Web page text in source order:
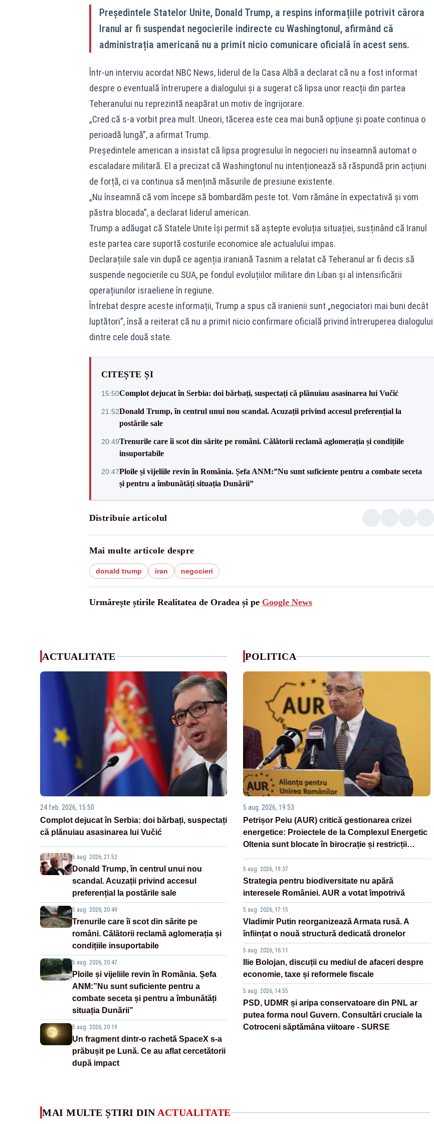
Președintele Statelor Unite, Donald Trump, a respins informațiile potrivit cărora
Iranul ar fi suspendat negocierile indirecte cu Washingtonul, afirmând că
administrația americană nu a primit nicio comunicare oficială în acest sens.
Într-un interviu acordat NBC News, liderul de la Casa Albă a declarat că nu a fost informat
despre o eventuală întrerupere a dialogului și a sugerat că lipsa unor reacții din partea
Teheranului nu reprezintă neapărat un motiv de îngrijorare.
„Cred că s-a vorbit prea mult. Uneori, tăcerea este cea mai bună opțiune și poate continua o
perioadă lungă”, a afirmat Trump.
Președintele american a insistat că lipsa progresului în negocieri nu înseamnă automat o
escaladare militară. El a precizat că Washingtonul nu intenționează să răspundă prin acțiuni
de forță, ci va continua să mențină măsurile de presiune existente.
„Nu înseamnă că vom începe să bombardăm peste tot. Vom rămâne în expectativă și vom
păstra blocada”, a declarat liderul american.
Trump a adăugat că Statele Unite își permit să aștepte evoluția situației, susținând că Iranul
este partea care suportă costurile economice ale actualului impas.
Declarațiile sale vin după ce agenția iraniană Tasnim a relatat că Teheranul ar fi decis să
suspende negocierile cu SUA, pe fondul evoluțiilor militare din Liban și al intensificării
operațiunilor israeliene în regiune.
Întrebat despre aceste informații, Trump a spus că iranienii sunt „negociatori mai buni decât
luptători”, însă a reiterat că nu a primit nicio confirmare oficială privind întreruperea dialogului
dintre cele două state.
CITEȘTE ȘI
15:50Complot dejucat în Serbia: doi bărbați, suspectați că plănuiau asasinarea lui Vučić
21:52Donald Trump, în centrul unui nou scandal. Acuzații privind accesul preferențial la
postările sale
20:49Trenurile care îi scot din sărite pe români. Călătorii reclamă aglomerația și condițiile
insuportabile
20:47Ploile și vijeliile revin în România. Șefa ANM:”Nu sunt suficiente pentru a combate seceta
și pentru a îmbunătăți situația Dunării”
Distribuie articolul
Mai multe articole despre
donald trump iran negocieri
Urmărește știrile Realitatea de Oradea și pe Google News
ACTUALITATE
24 feb. 2026, 15:50
Complot dejucat în Serbia: doi bărbați, suspectați
că plănuiau asasinarea lui Vučić
5 aug. 2026, 21:52
Donald Trump, în centrul unui nou
scandal. Acuzații privind accesul
preferențial la postările sale
5 aug. 2026, 20:49
Trenurile care îi scot din sărite pe
români. Călătorii reclamă aglomerația și
condițiile insuportabile
5 aug. 2026, 20:47
Ploile și vijeliile revin în România. Șefa
ANM:”Nu sunt suficiente pentru a
combate seceta și pentru a îmbunătăți
situația Dunării”
5 aug. 2026, 20:19
Un fragment dintr-o rachetă SpaceX s-a
prăbușit pe Lună. Ce au aflat cercetătorii
după impact
POLITICA
5 aug. 2026, 19:53
Petrișor Peiu (AUR) critică gestionarea crizei
energetice: Proiectele de la Complexul Energetic
Oltenia sunt blocate în birocrație și restricții
5 aug. 2026, 19:37
Strategia pentru biodiversitate nu apără
interesele României. AUR a votat împotrivă
5 aug. 2026, 17:15
Vladimir Putin reorganizează Armata rusă. A
înființat o nouă structură dedicată dronelor
5 aug. 2026, 16:11
Ilie Bolojan, discuții cu mediul de afaceri despre
economie, taxe și reformele fiscale
5 aug. 2026, 14:55
PSD, UDMR și aripa conservatoare din PNL ar
putea forma noul Guvern. Consultări cruciale la
Cotroceni săptămâna viitoare - SURSE
MAI MULTE ȘTIRI DIN ACTUALITATE